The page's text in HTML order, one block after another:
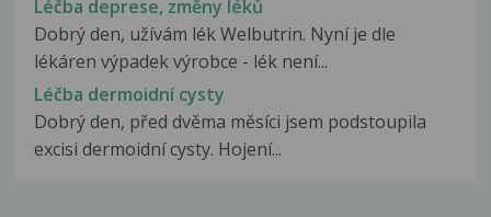
Léčba deprese, změny léků
Dobrý den, užívám lék Welbutrin. Nyní je dle
lékáren výpadek výrobce - lék není...
Léčba dermoidní cysty
Dobrý den, před dvěma měsíci jsem podstoupila
excisi dermoidní cysty. Hojení...